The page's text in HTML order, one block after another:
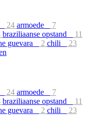
24 armoede
7
braziliaanse opstand
11
guevara 2 chili
23
24 armoede
7
braziliaanse opstand
11
guevara 2 chili
23